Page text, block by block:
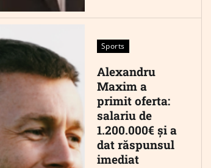
Sports
Alexandru
Maxim a
primit oferta:
salariu de
1.200.000€ și a
dat răspunsul
imediat